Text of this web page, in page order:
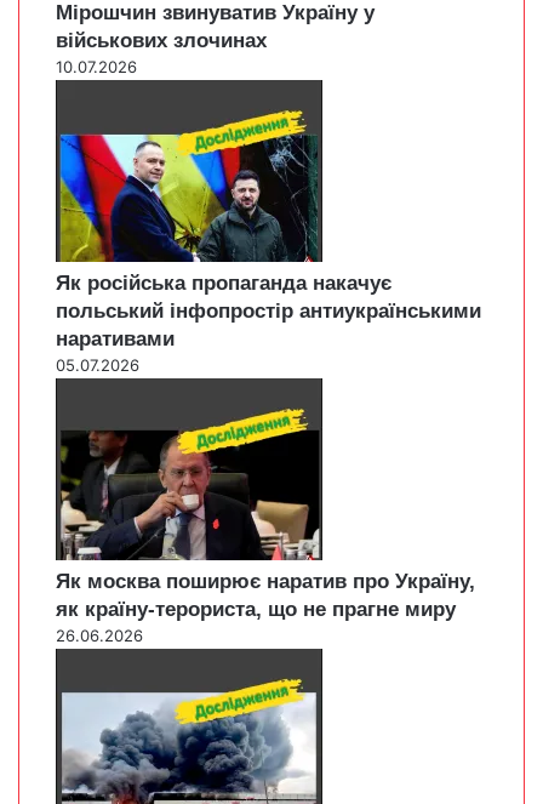
Мірошчин звинуватив Україну у
військових злочинах
10.07.2026
Як російська пропаганда накачує
польський інфопростір антиукраїнськими
наративами
05.07.2026
Як москва поширює наратив про Україну,
як країну-терориста, що не прагне миру
26.06.2026